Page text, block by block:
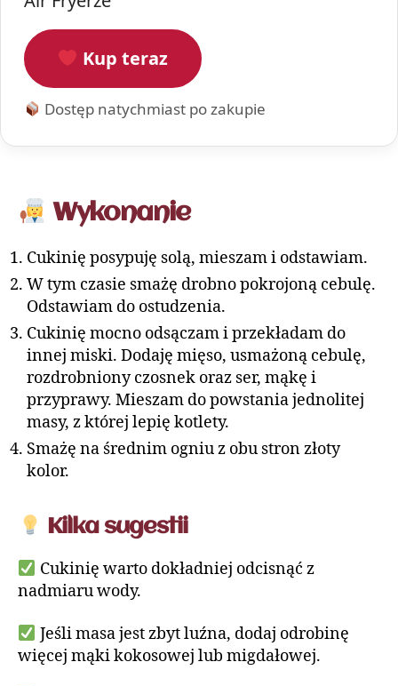
Kup teraz
Dostęp natychmiast po zakupie
Wykonanie
Cukinię posypuję solą, mieszam i odstawiam.
W tym czasie smażę drobno pokrojoną cebulę.
Odstawiam do ostudzenia.
Cukinię mocno odsączam i przekładam do
innej miski. Dodaję mięso, usmażoną cebulę,
rozdrobniony czosnek oraz ser, mąkę i
przyprawy. Mieszam do powstania jednolitej
masy, z której lepię kotlety.
Smażę na średnim ogniu z obu stron złoty
kolor.
Kilka sugestii
Cukinię warto dokładniej odcisnąć z
nadmiaru wody.
Jeśli masa jest zbyt luźna, dodaj odrobinę
więcej mąki kokosowej lub migdałowej.